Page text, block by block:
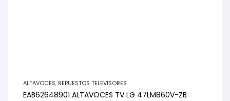
ALTAVOCES, REPUESTOS TELEVISORES
EAB62648901 ALTAVOCES TV LG 47LM860V-ZB